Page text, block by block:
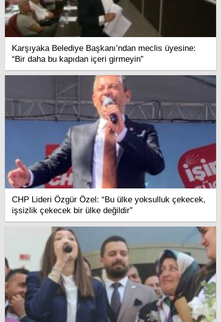
Karşıyaka Belediye Başkanı’ndan meclis üyesine:
“Bir daha bu kapıdan içeri girmeyin”
CHP Lideri Özgür Özel: “Bu ülke yoksulluk çekecek,
işsizlik çekecek bir ülke değildir”